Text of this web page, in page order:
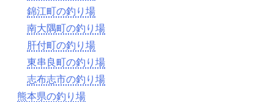
錦江町の釣り場
南大隅町の釣り場
肝付町の釣り場
東串良町の釣り場
志布志市の釣り場
熊本県の釣り場